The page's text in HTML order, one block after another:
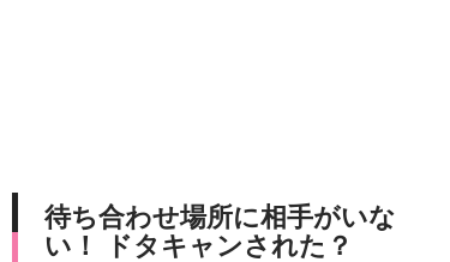
待ち合わせ場所に相手がいな
い！ ドタキャンされた？